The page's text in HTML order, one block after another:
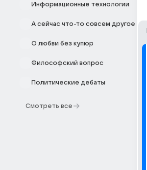
Информационные технологии
А сейчас что-то совсем другое
О любви без купюр
Философский вопрос
Политические дебаты
Смотреть все